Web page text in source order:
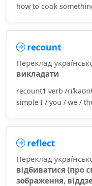
how to cook
recount
Переклад
викладати
recount1 verb /
simple I / you / we /
reflect
Переклад
відбиватися (про
зображення,